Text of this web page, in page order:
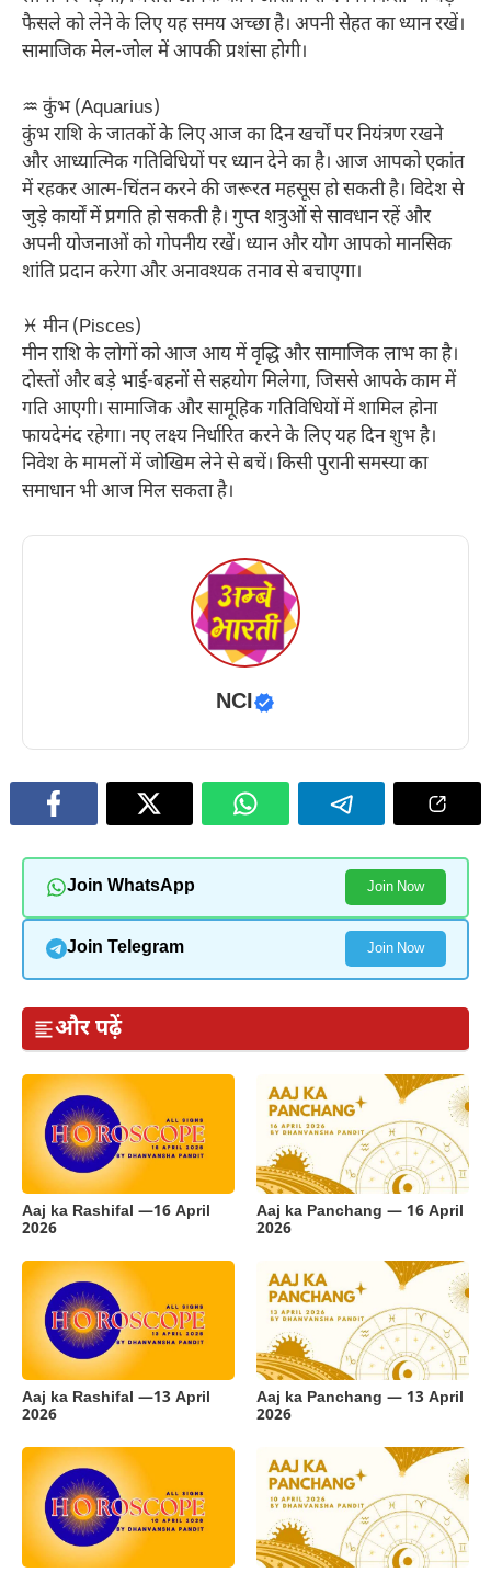
फैसले को लेने के लिए यह समय अच्छा है। अपनी सेहत का ध्यान रखें।
सामाजिक मेल-जोल में आपकी प्रशंसा होगी।
♒ कुंभ (Aquarius)
कुंभ राशि के जातकों के लिए आज का दिन खर्चों पर नियंत्रण रखने
और आध्यात्मिक गतिविधियों पर ध्यान देने का है। आज आपको एकांत
में रहकर आत्म-चिंतन करने की जरूरत महसूस हो सकती है। विदेश से
जुड़े कार्यों में प्रगति हो सकती है। गुप्त शत्रुओं से सावधान रहें और
अपनी योजनाओं को गोपनीय रखें। ध्यान और योग आपको मानसिक
शांति प्रदान करेगा और अनावश्यक तनाव से बचाएगा।
♓ मीन (Pisces)
मीन राशि के लोगों को आज आय में वृद्धि और सामाजिक लाभ का है।
दोस्तों और बड़े भाई-बहनों से सहयोग मिलेगा, जिससे आपके काम में
गति आएगी। सामाजिक और सामूहिक गतिविधियों में शामिल होना
फायदेमंद रहेगा। नए लक्ष्य निर्धारित करने के लिए यह दिन शुभ है।
निवेश के मामलों में जोखिम लेने से बचें। किसी पुरानी समस्या का
समाधान भी आज मिल सकता है।
NCI
Join WhatsApp Join Now
Join Telegram Join Now
और पढ़ें
Aaj ka Rashifal —16 April
2026
Aaj ka Panchang — 16 April
2026
Aaj ka Rashifal —13 April
2026
Aaj ka Panchang — 13 April
2026